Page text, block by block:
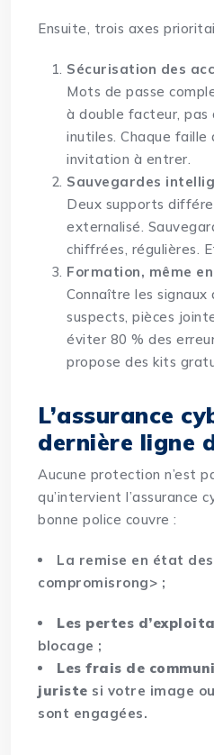
Ensuite, trois axes
Sécurisation des
Mots de passe
à double facteur, pas
inutiles. Chaque faille
invitation à entrer.
Sauvegardes
Deux supports
externalisé.
chiffrées, régulières.
Formation, même
Connaître les signaux
suspects, pièces
éviter 80 % des
propose des kits
L’assurance
dernière ligne
Aucune protection n’est
qu’intervient l’assurance
bonne police couvre :
La remise en état
compromisrong> ;
Les pertes
blocage ;
Les frais de
juriste si votre image
sont engagées.